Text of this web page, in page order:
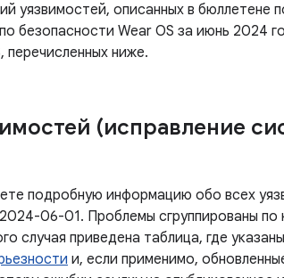
уязвимостей, описанных в бюллетене
безопасности Wear OS за июнь 2024
перечисленных ниже.
(исправление
подробную информацию обо всех
06-01. Проблемы сгруппированы по
случая приведена таблица, где
и, если применимо,